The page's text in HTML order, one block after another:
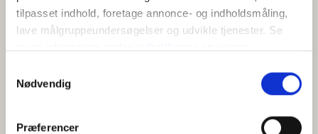
tilpasset indhold, foretage annonce- og indholdsmåling,
lave målgruppeundersøgelser og udvikle tjenester. Se
tilbage eller ændre indstillinger fra vores
"Cookiedeklaration", eller ved at trykke på "Privacy
Nødvendig
Præferencer